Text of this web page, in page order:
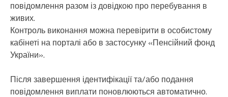
повідомлення разом із довідкою про перебування в
живих.
Контроль виконання можна перевірити в особистому
кабінеті на порталі або в застосунку «Пенсійний фонд
України».
Після завершення ідентифікації та/або подання
повідомлення виплати поновлюються автоматично.